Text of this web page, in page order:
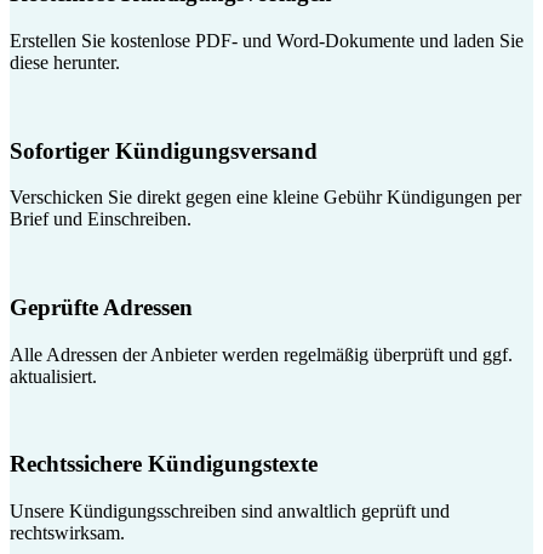
Erstellen Sie kostenlose PDF- und Word-Dokumente und laden Sie
diese herunter.
Sofortiger Kündigungsversand
Verschicken Sie direkt gegen eine kleine Gebühr Kündigungen per
Brief und Einschreiben.
Geprüfte Adressen
Alle Adressen der Anbieter werden regelmäßig überprüft und ggf.
aktualisiert.
Rechtssichere Kündigungstexte
Unsere Kündigungsschreiben sind anwaltlich geprüft und
rechtswirksam.